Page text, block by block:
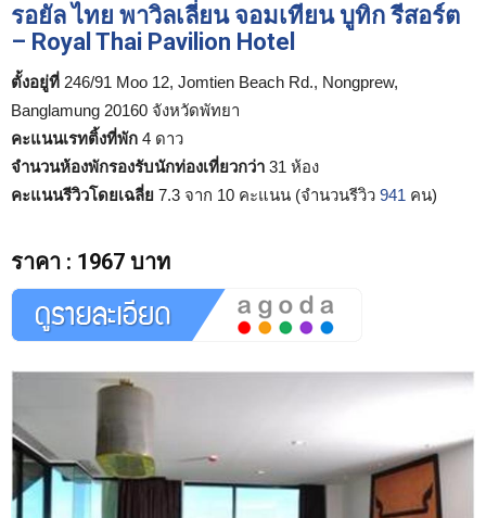
รอยัล ไทย พาวิลเลี่ยน จอมเทียน บูทิก รีสอร์ต
– Royal Thai Pavilion Hotel
ตั้งอยู่ที่ 246/91 Moo 12, Jomtien Beach Rd., Nongprew,
Banglamung 20160 จังหวัดพัทยา
คะแนนเรทติ้งที่พัก 4 ดาว
จำนวนห้องพักรองรับนักท่องเที่ยวกว่า 31 ห้อง
คะแนนรีวิวโดยเฉลี่ย 7.3 จาก 10 คะแนน (จำนวนรีวิว 941 คน)
ราคา : 1967 บาท